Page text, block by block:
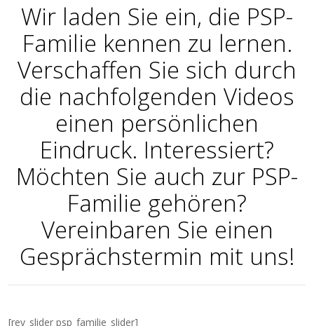
Wir laden Sie ein, die PSP-
Familie kennen zu lernen.
Verschaffen Sie sich durch
die nachfolgenden Videos
einen persönlichen
Eindruck. Interessiert?
Möchten Sie auch zur PSP-
Familie gehören?
Vereinbaren Sie einen
Gesprächstermin mit uns!
[rev_slider psp_familie_slider]